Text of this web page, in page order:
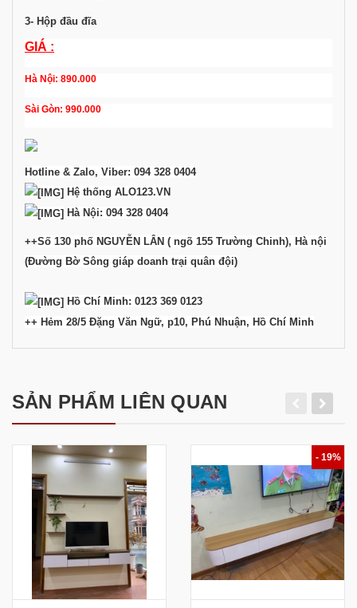
3- Hộp đầu đĩa
GIÁ :
Hà Nội: 890.000
Sài Gòn: 990.000
Hotline & Zalo, Viber: 094 328 0404
Hệ thống ALO123.VN
Hà Nội: 094 328 0404
++Số 130 phố NGUYỄN LÂN ( ngõ 155 Trường Chinh), Hà nội
(Đường Bờ Sông giáp doanh trại quân đội)
Hồ Chí Minh: 0123 369 0123
++ Hẻm 28/5 Đặng Văn Ngữ, p10, Phú Nhuận, Hồ Chí Minh
SẢN PHẨM LIÊN QUAN
- 19%